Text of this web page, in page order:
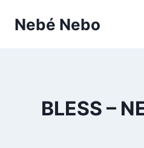
Nebé Nebo
BLESS –